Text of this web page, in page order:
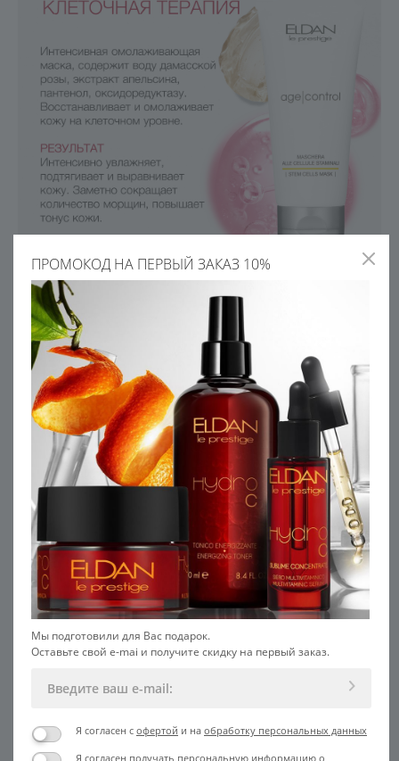
Cыворотка 24 часа (ELD-140)
гиалуроновой кислоте обеспечивает глубокое
увлажнение, а за счет пептида матриксила
ПРОМОКОД НА ПЕРВЫЙ ЗАКАЗ 10%
Мы подготовили для Вас подарок.
Оставьте свой e-mai и получите скидку на первый заказ.
Я согласен с офертой и на обработку персональных данных
Я согласен получать персональную информацию о